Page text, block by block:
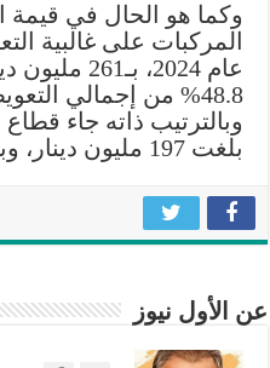
وكما هو الحال في قيمة
المركبات على غالبية
عام 2024،
48.8% من إجمالي
وبالترتيب ذاته جاء
بلغت 197 مليون دينار، وبنسبة 36.9% تقريبا.
عن الأول نيوز